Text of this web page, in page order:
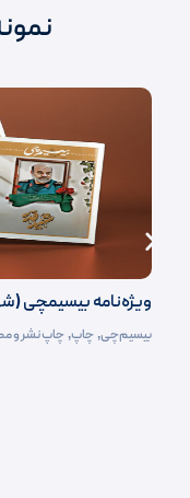
ویژه‌نامه بیسیمچی
بیسیم‌چی, چاپ, چاپ نشر و